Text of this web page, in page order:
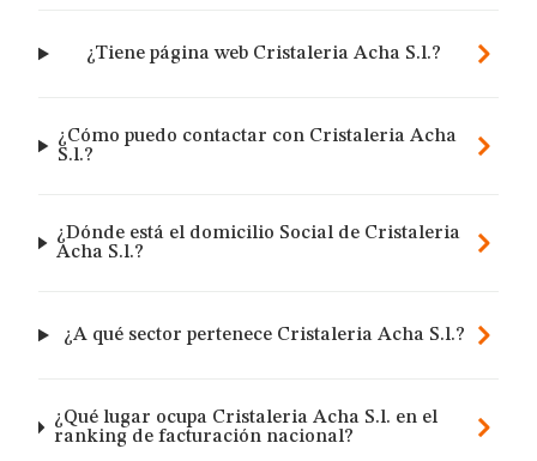
¿Tiene página web Cristaleria Acha S.l.?
¿Cómo puedo contactar con Cristaleria Acha
S.l.?
¿Dónde está el domicilio Social de Cristaleria
Acha S.l.?
¿A qué sector pertenece Cristaleria Acha S.l.?
¿Qué lugar ocupa Cristaleria Acha S.l. en el
ranking de facturación nacional?